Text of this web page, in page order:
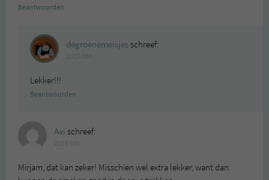
Beantwoorden
degroenemeisjesschreef:
Lekker!!!
Beantwoorden
Avi schreef:
Mirjam, dat kan zeker! Misschien wel extra lekker, want dan